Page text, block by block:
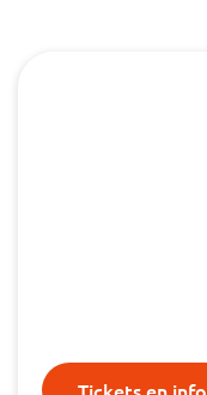
Tickets en info